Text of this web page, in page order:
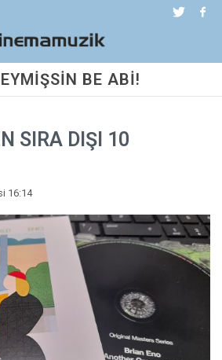
BE ABİ!
SIRA DIŞI 10
16:14